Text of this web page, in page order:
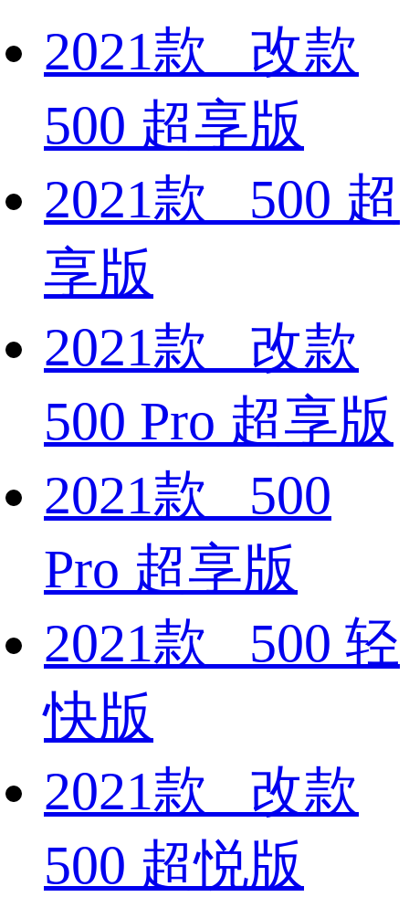
2021款 改款
500 超享版
2021款 500 超
享版
2021款 改款
500 Pro 超享版
2021款 500
Pro 超享版
2021款 500 轻
快版
2021款 改款
500 超悦版